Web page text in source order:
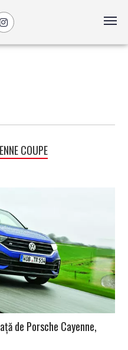
COUPE
de Porsche Cayenne,